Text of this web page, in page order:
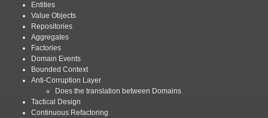
Entities
Value Objects
Repositories
Aggregates
Factories
Domain Events
Bounded Context
Anti-Corruption Layer
Does the translation between Domains
Tactical Design
Continuous Refactoring